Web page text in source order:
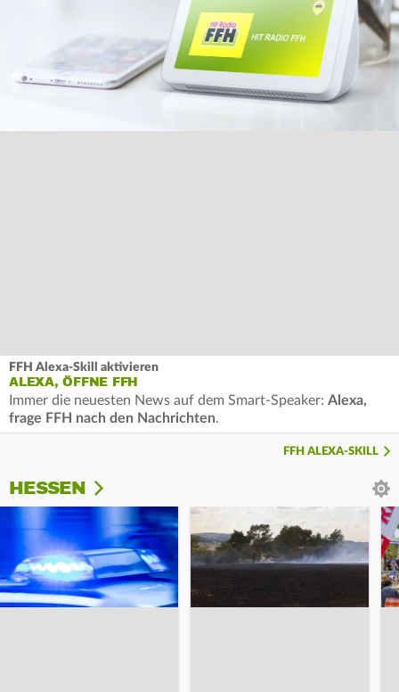
FFH Alexa-Skill aktivieren
ALEXA, ÖFFNE FFH
Immer die neuesten News auf dem Smart-Speaker: Alexa,
frage FFH nach den Nachrichten.
FFH ALEXA-SKILL
HESSEN